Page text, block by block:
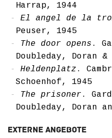
Harrap, 1944
El angel de la
Peuser, 1945
The door opens .
Doubleday, Doran
Heldenplatz .
Schoenhof, 1945
The prisoner .
Doubleday, Doran
Externe Angebote